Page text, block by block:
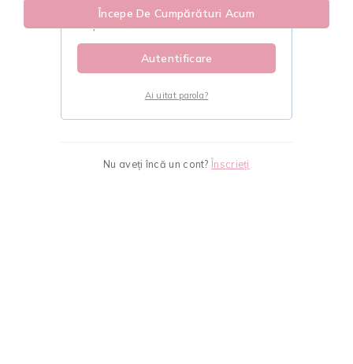
Ține-mă minte
Autentificare
Ai uitat parola?
Nu aveți încă un cont? Înscrieți
Începe De Cumpărături Acum